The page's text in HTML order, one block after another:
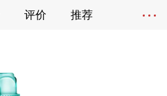
评价 推荐